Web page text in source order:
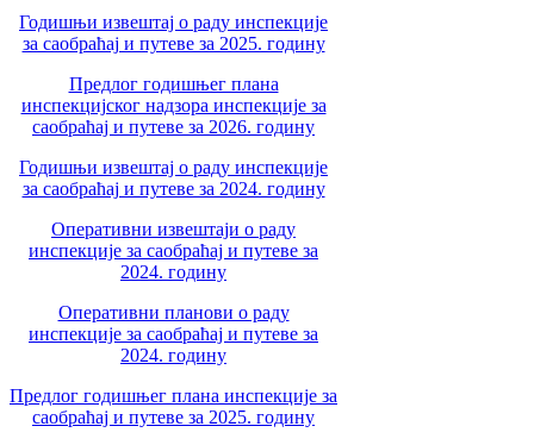
Годишњи извештај о раду инспекције
за саобраћај и путеве за 2025. годину
Предлог годишњег плана
инспекцијског надзора инспекције за
саобраћај и путеве за 2026. годину
Годишњи извештај о раду инспекције
за саобраћај и путеве за 2024. годину
Оперативни извештаји о раду
инспекције за саобраћај и путеве за
2024. годину
Оперативни планови о раду
инспекције за саобраћај и путеве за
2024. годину
Предлог годишњег плана инспекције за
саобраћај и путеве за 2025. годину